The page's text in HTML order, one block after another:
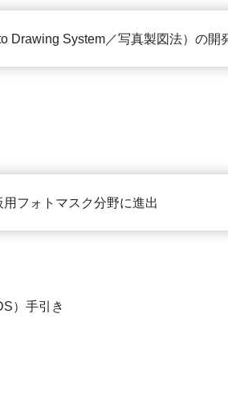
Drawing System／写真製図法）の開
用フォトマスク分野に進出
）手引き